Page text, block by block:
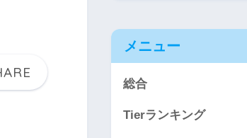
メニュー
総合
Tierランキング